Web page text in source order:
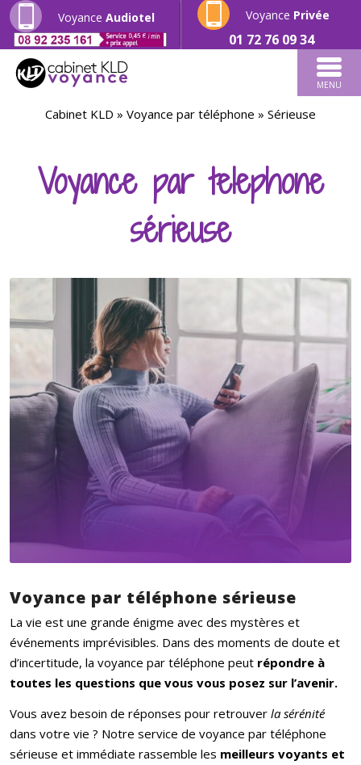
Voyance Audiotel Voyance Privée
01 72 76 09 34
MENU
Cabinet KLD » Voyance par téléphone » Sérieuse
Voyance par telephone
sérieuse
Voyance par téléphone sérieuse
La vie est une grande énigme avec des mystères et
événements imprévisibles. Dans des moments de doute et
d’incertitude, la voyance par téléphone peut répondre à
toutes les questions que vous vous posez sur l’avenir.
Vous avez besoin de réponses pour retrouver la sérénité
dans votre vie ? Notre service de voyance par téléphone
sérieuse et immédiate rassemble les meilleurs voyants et